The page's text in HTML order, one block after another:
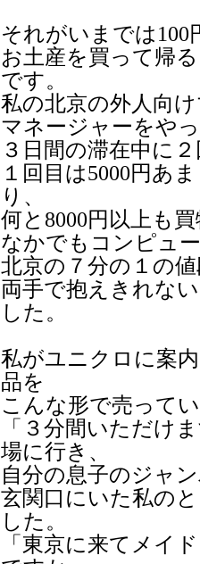
それがいまでは
お土産を買って帰
です。
私の北京の外人向
マネージャーをや
３日間の滞在中に
１回目は5000円あ
り、
何と8000円以上も
なかでもコンピュ
北京の７分の１の
両手で抱えきれな
した。
私がユニクロに案
品を
こんな形で売って
「３分間いただけ
場に行き、
自分の息子のジャ
玄関口にいた私の
した。
「東京に来てメイ